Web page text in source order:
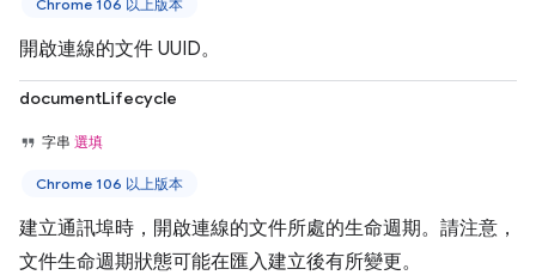
Chrome 106 以上版本
開啟連線的文件 UUID。
documentLifecycle
字串 選填
Chrome 106 以上版本
建立通訊埠時，開啟連線的文件所處的生命週期。請注意，
文件生命週期狀態可能在匯入建立後有所變更。